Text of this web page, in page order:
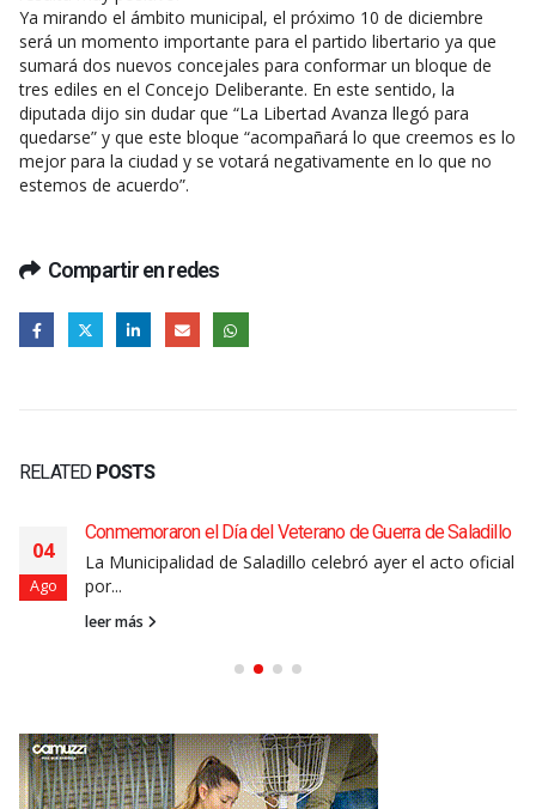
Ya mirando el ámbito municipal, el próximo 10 de diciembre
será un momento importante para el partido libertario ya que
sumará dos nuevos concejales para conformar un bloque de
tres ediles en el Concejo Deliberante. En este sentido, la
diputada dijo sin dudar que “La Libertad Avanza llegó para
quedarse” y que este bloque “acompañará lo que creemos es lo
mejor para la ciudad y se votará negativamente en lo que no
estemos de acuerdo”.
Compartir en redes
RELATED POSTS
04
Ago
Conmemoraron el Día del Veterano de Guerra de Saladillo
La Municipalidad de Saladillo celebró ayer el acto oficial
por...
leer más